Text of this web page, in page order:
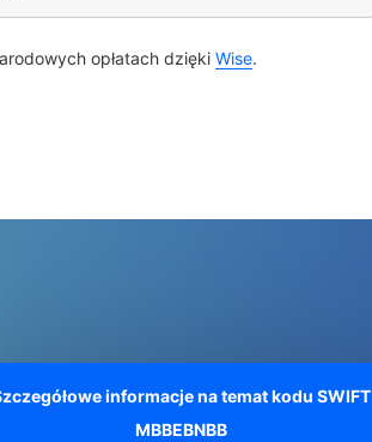
opłatach dzięki Wise.
informacje na temat kodu SWIFT
MBBEBNBB